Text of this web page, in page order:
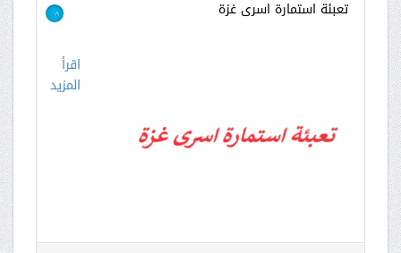
تعبئة استمارة اسرى غزة >
اقرأ
المزيد